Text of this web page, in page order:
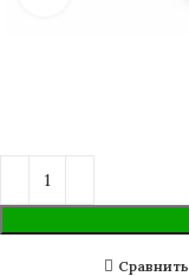
Сравнить